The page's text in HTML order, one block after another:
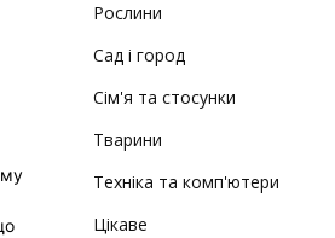
Рослини
Сад і город
Сім'я та стосунки
Тварини
Техніка та комп'ютери
Цікаве